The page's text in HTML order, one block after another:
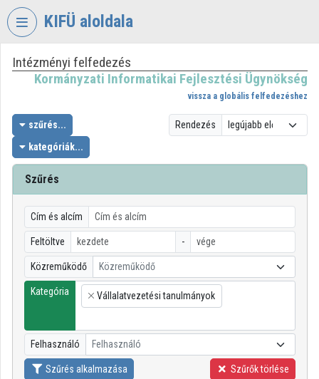
Fejléc kihagyása
KIFÜ aloldala
VIDEOTORIUM
INFORMATIKAI
FEJLESZTÉSI
ÜGYNÖKSÉG
Intézményi kezdőlap
Bejelentkezés
Intézményi felfedezés
Kategóriák
Intézményi listák
Intézmények
Közreműködők
Intézményi felfedezés
Kormányzati Informatikai Fejlesztési Ügynökség
vissza a globális felfedezéshez
szűrés...
kategóriák...
Rendezés
Szűrés
Cím és alcím
Feltöltve -
Közreműködő Közreműködő
Kategória
×
Vállalatvezetési tanulmányok
Felhasználó Felhasználó
Szűrés alkalmazása Szűrők törlése